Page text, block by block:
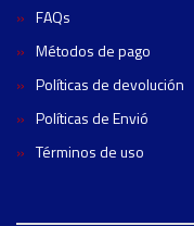
FAQs
Métodos de pago
Políticas de devolución
Políticas de Envió
Términos de uso